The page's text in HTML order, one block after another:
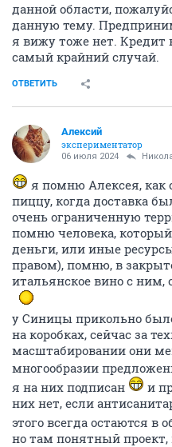
данной области,
данную тему.
я вижу тоже нет. Кредит
самый крайний случай.
ОТВЕТИТЬ
Алексий
экспериментатор
06 июля 2024
я помню Алексея, как
пиццу, когда доставка
очень ограниченную
помню человека,
деньги, или иные
правом), помню, в
итальянское вино с ним,
у Синицы прикольно
на коробках, сейчас за
масштабировании они
многообразии
я на них подписан
и
них нет, если
этого всегда остаются в
но там понятный проект,